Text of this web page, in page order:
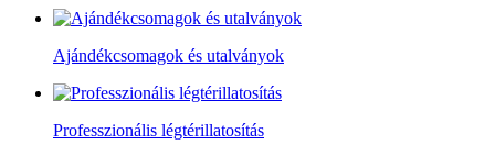
Ajándékcsomagok és utalványok
Professzionális légtérillatosítás